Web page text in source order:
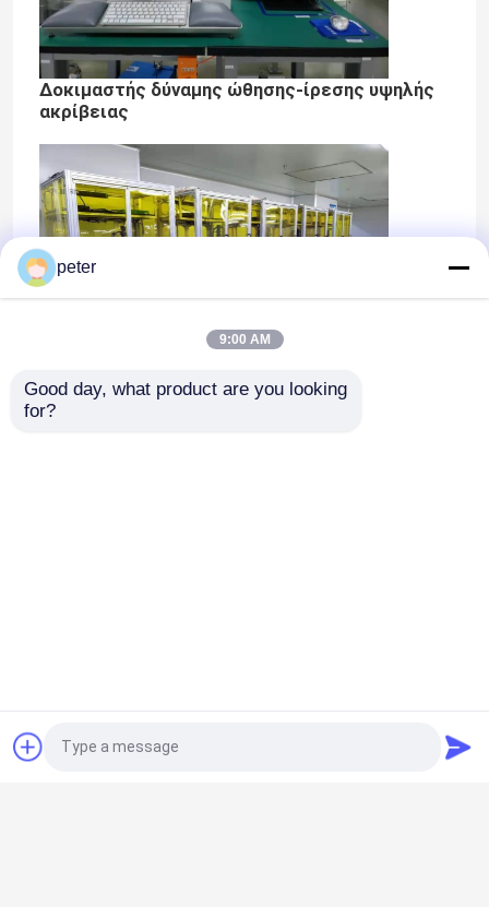
Σπίτι
Βίντεο
Ειδήσεις
Δοκιμαστής δύναμης ώθησης-ίρεσης υψηλής
ακρίβειας
Εγκατάσταση δοκιμής οπτικής ευθυγράμμισης
peter
9:00 AM
Good day, what product are you looking
for?